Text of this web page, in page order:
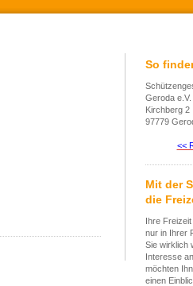
So
Geroda e.V.
Kirchberg 2
97779
<<
Mit der
die
Ihre
nur in Ihrer
Sie wirklich
Interesse
möchten
einen